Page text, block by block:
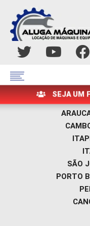
SEJA UM
SÃO
PORTO